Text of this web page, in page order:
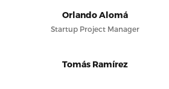
Orlando Alomá
Startup Project Manager
Tomás Ramírez